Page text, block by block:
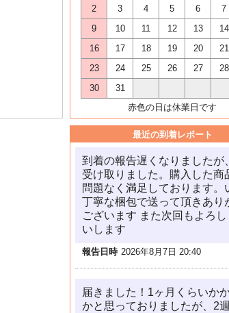
2
3 4 5 6 7
9
10 11 12 13 14
16
17 18 19 20 21
23
24 25 26 27 28
30
31
赤色の日は休業日です
最近の到着レポート
到着の報告遅くなりましたが
受け取りました。購入した商
問題なく満足しております。
丁寧な梱包で送って頂きあり
ございます また次回もよろ
いします
報告日時 2026年8月7日 20:40
届きました！1ヶ月くらいか
かと思っておりましたが、2